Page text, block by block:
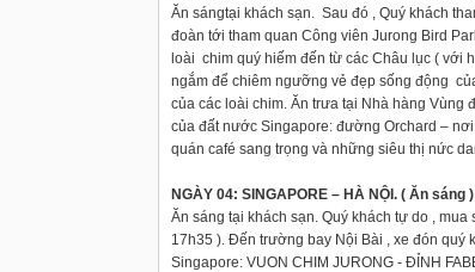
Ăn sángtại khách sạn. Sau đó , Quý khách
đoàn tới tham quan Công viên Jurong Bird
loài chim quý hiếm đến từ các Châu lục ( với
ngắm để chiêm ngưỡng vẻ đẹp sống động
của các loài chim. Ăn trưa tại Nhà hàng
của đất nước Singapore: đường Orchard –
quán café sang trọng và những siêu thị nức
NGÀY 04: SINGAPORE – HÀ NỘI. ( Ăn sáng )
Ăn sáng tại khách sạn. Quý khách tự do ,
17h35 ). Đến trường bay Nội Bài , xe đón quý
Singapore: VUON CHIM JURONG - ĐỈNH